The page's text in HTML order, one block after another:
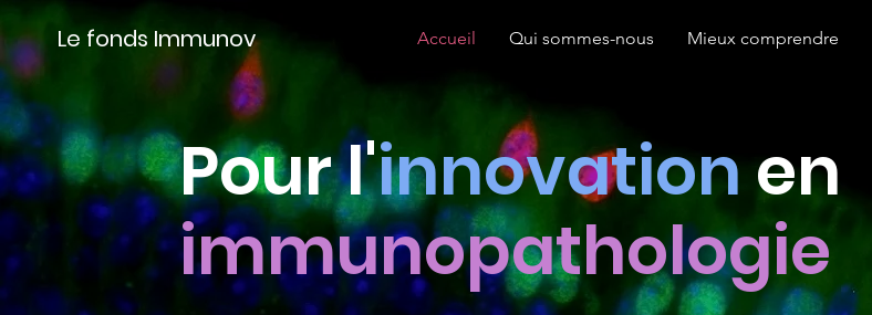
Le fonds Immunov Accueil Qui sommes-nous Mieux comprendre
Pour l'innovationen
immunopathologie